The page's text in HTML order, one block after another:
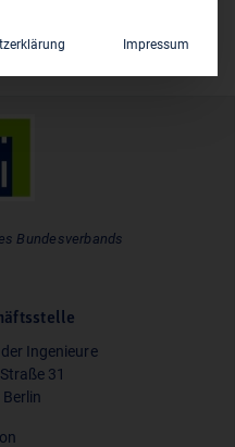
Bundesverbands
Ingenieure
31
Impressum